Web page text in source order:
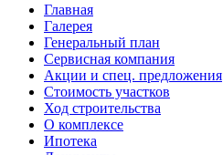
Главная
Галерея
Генеральный план
Сервисная компания
Акции и спец. предложения
Стоимость участков
Ход строительства
О комплексе
Ипотека